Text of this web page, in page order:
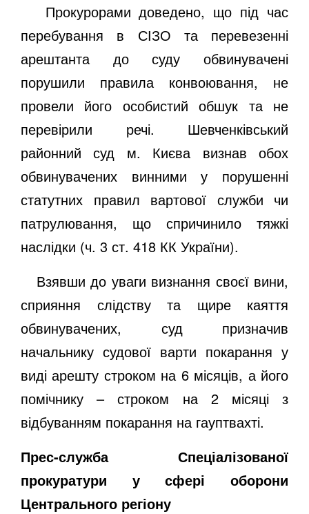
Прокурорами доведено, що під час
перебування в СІЗО та перевезенні
арештанта до суду обвинувачені
порушили правила конвоювання, не
провели його особистий обшук та не
перевірили речі. Шевченківський
районний суд м. Києва визнав обох
обвинувачених винними у порушенні
статутних правил вартової служби чи
патрулювання, що спричинило тяжкі
наслідки (ч. 3 ст. 418 КК України).
Взявши до уваги визнання своєї вини,
сприяння слідству та щире каяття
обвинувачених, суд призначив
начальнику судової варти покарання у
виді арешту строком на 6 місяців, а його
помічнику – строком на 2 місяці з
відбуванням покарання на гауптвахті.
Прес-служба Спеціалізованої
прокуратури у сфері оборони
Центрального регіону